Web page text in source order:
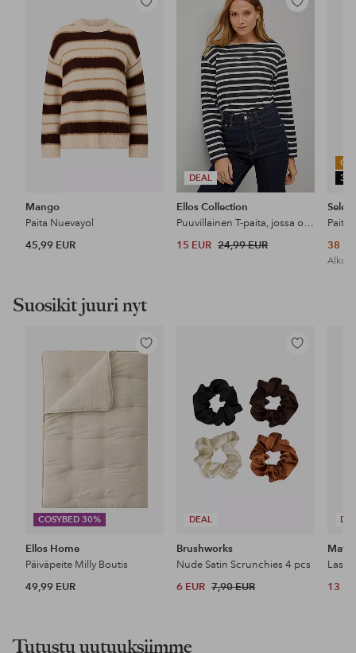
Lisää
Mango
Paita Nuevayol
45,99 EUR
DEAL
Lisää
Ellos Collection
Puuvillainen T-paita, jossa on rento istuvuus
15 EUR 24,99 EUR 38
Suosikit juuri nyt
COSYBED 30%
Lisää
Ellos Home
Päiväpeite Milly Boutis
49,99 EUR
DEAL
Lisää
Brushworks
Nude Satin Scrunchies 4 pcs
6 EUR 7,90 EUR 13
Tutustu uutuuksiimme